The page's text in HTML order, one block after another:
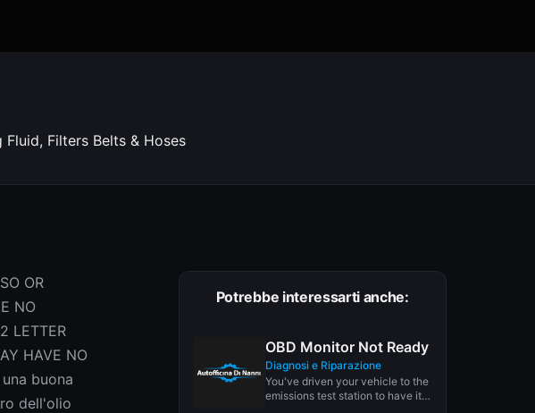
Filters Belts & Hoses
OR
NO
LETTER
HAVE NO
buona
dell'olio
Potrebbe interessarti anche:
OBD Monitor Not Ready
Diagnosi e Riparazione
You've driven your vehicle to the
emissions test station to have it